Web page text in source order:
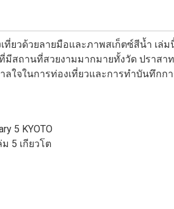
ยวด้วยลายมือและภาพสเก็ตซ์สีน้ำ เล่ม
ที่มีสถานที่สวยงามมากมายทั้งวัด ปราส
ใจในการท่องเที่ยวและการทำบันทึกกา
5 KYOTO
5 เกียวโต